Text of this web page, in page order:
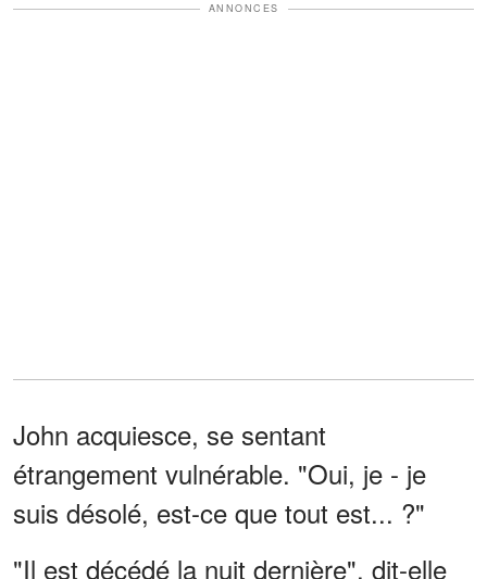
ANNONCES
John acquiesce, se sentant
étrangement vulnérable. "Oui, je - je
suis désolé, est-ce que tout est... ?"
"Il est décédé la nuit dernière", dit-elle